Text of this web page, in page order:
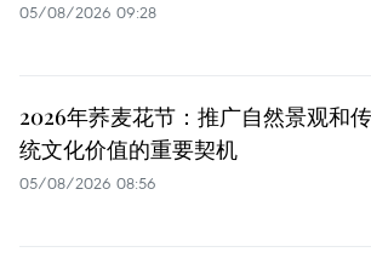
05/08/2026 09:28
2026年荞麦花节：推广自然景观和传
统文化价值的重要契机
05/08/2026 08:56